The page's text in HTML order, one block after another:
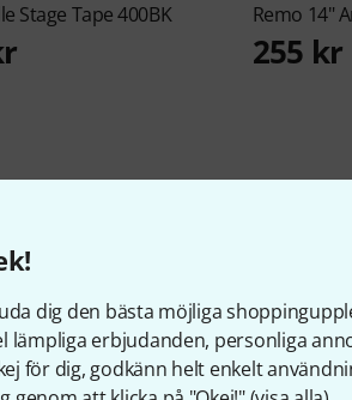
dig den bästa möjliga
lämpliga erbjudanden, personliga
för dig, godkänn helt enkelt
Stage Tape 400BK Remo 14"
255 kr